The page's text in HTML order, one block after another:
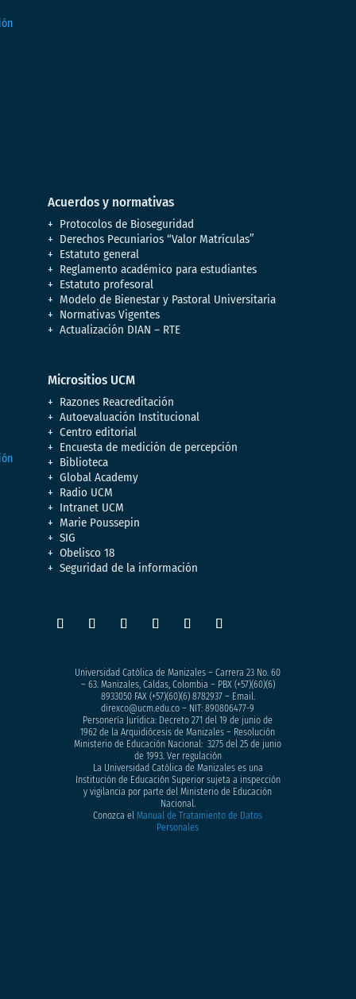
Acuerdos y normativas
Protocolos de Bioseguridad
Derechos Pecuniarios “Valor Matrículas”
Estatuto general
Reglamento académico para estudiantes
Estatuto profesoral
Modelo de Bienestar y Pastoral Universitaria
Normativas Vigentes
Actualización DIAN – RTE
Micrositios UCM
Razones Reacreditación
Autoevaluación Institucional
Centro editorial
Encuesta de medición de percepción
Biblioteca
Global Academy
Radio UCM
Intranet UCM
Marie Poussepin
SIG
Obelisco 18
Seguridad de la información
Universidad Católica de Manizales – Carrera 23 No. 60
– 63. Manizales, Caldas, Colombia – PBX (+57)(60)(6)
8933050FAX (+57)(60)(6) 8782937 – Email.
direxco@ucm.edu.co – NIT: 890806477-9
Personería Jurídica: Decreto 271 del 19 de junio de
1962 de la Arquidiócesis de Manizales – Resolución
Ministerio de Educación Nacional: 3275 del 25 de junio
de 1993. Ver regulación
La Universidad Católica de Manizales es una
Institución de Educación Superior sujeta a inspección
y vigilancia por parte del Ministerio de Educación
Nacional.
Conozca elManual de Tratamiento de Datos
Personales